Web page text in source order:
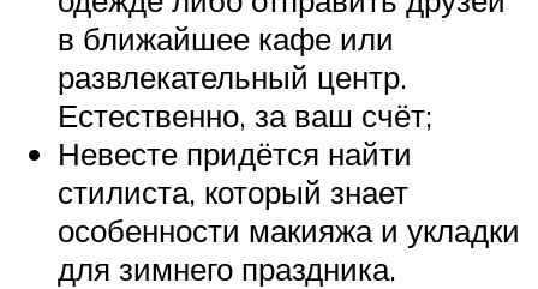
в ближайшее кафе или
развлекательный центр.
Естественно, за ваш счёт;
Невесте придётся найти
стилиста, который знает
особенности макияжа и укладки
для зимнего праздника.